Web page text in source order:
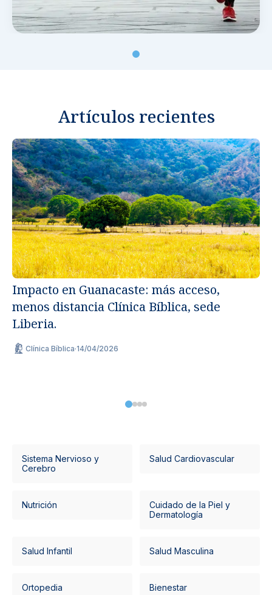
Artículos recientes
Impacto en Guanacaste: más acceso,
menos distancia Clínica Bíblica, sede
Liberia.
Clínica Bíblica·14/04/2026
Sistema Nervioso y
Cerebro
Salud Cardiovascular
Nutrición
Cuidado de la Piel y
Dermatología
Salud Infantil Salud Masculina
Ortopedia Bienestar